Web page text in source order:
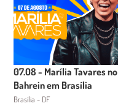
07.08 - Marília Tavares no
Bahrein em Brasília
Brasília - DF